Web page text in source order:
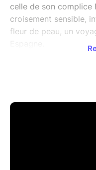
celle de son complice
croisement sensible,
fleur de peau, un
Leurs compositions